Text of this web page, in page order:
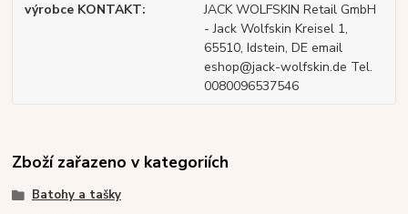
výrobce KONTAKT
JACK WOLFSKIN Retail GmbH
- Jack Wolfskin Kreisel 1,
65510, Idstein, DE email
eshop@jack-wolfskin.de Tel.
0080096537546
Zboží zařazeno v kategoriích
Batohy a tašky